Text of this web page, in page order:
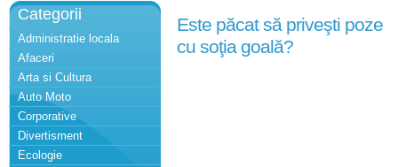
Categorii
Administratie locala
Afaceri
Arta si Cultura
Auto Moto
Corporative
Divertisment
Ecologie
Este păcat să priveşti poze
cu soţia goală?